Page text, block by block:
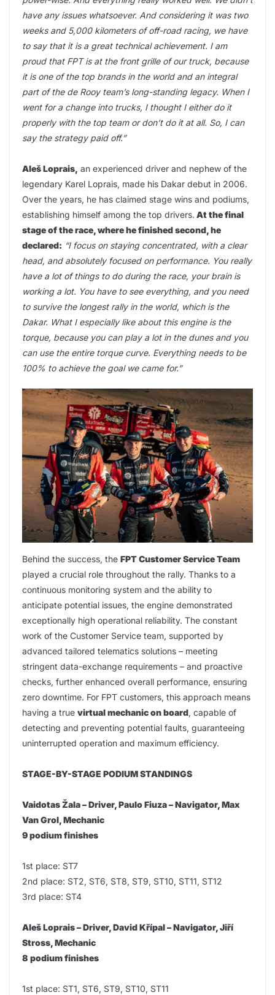
have any issues whatsoever. And considering it was two
weeks and 5,000 kilometers of off-road racing, we have
to say that it is a great technical achievement. I am
proud that FPT is at the front grille of our truck, because
it is one of the top brands in the world and an integral
part of the de Rooy team’s long-standing legacy. When I
went for a change into trucks, I thought I either do it
properly with the top team or don’t do it at all. So, I can
say the strategy paid off.”
Aleš Loprais, an experienced driver and nephew of the
legendary Karel Loprais, made his Dakar debut in 2006.
Over the years, he has claimed stage wins and podiums,
establishing himself among the top drivers. At the final
stage of the race, where he finished second, he
declared: “I focus on staying concentrated, with a clear
head, and absolutely focused on performance. You really
have a lot of things to do during the race, your brain is
working a lot. You have to see everything, and you need
to survive the longest rally in the world, which is the
Dakar. What I especially like about this engine is the
torque, because you can play a lot in the dunes and you
can use the entire torque curve. Everything needs to be
100% to achieve the goal we came for.”
Behind the success, the FPT Customer Service Team
played a crucial role throughout the rally. Thanks to a
continuous monitoring system and the ability to
anticipate potential issues, the engine demonstrated
exceptionally high operational reliability. The constant
work of the Customer Service team, supported by
advanced tailored telematics solutions – meeting
stringent data-exchange requirements – and proactive
checks, further enhanced overall performance, ensuring
zero downtime. For FPT customers, this approach means
having a true virtual mechanic on board, capable of
detecting and preventing potential faults, guaranteeing
uninterrupted operation and maximum efficiency.
STAGE-BY-STAGE PODIUM STANDINGS
Vaidotas Žala – Driver, Paulo Fiuza – Navigator, Max
Van Grol, Mechanic
9 podium finishes
1st place: ST7
2nd place: ST2, ST6, ST8, ST9, ST10, ST11, ST12
3rd place: ST4
Aleš Loprais – Driver, David Křípal – Navigator, Jiří
Stross, Mechanic
8 podium finishes
1st place: ST1, ST6, ST9, ST10, ST11